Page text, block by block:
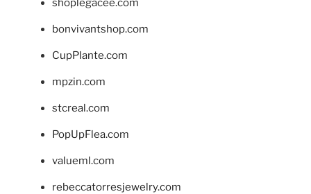
shoplegacee.com
bonvivantshop.com
CupPlante.com
mpzin.com
stcreal.com
PopUpFlea.com
valueml.com
rebeccatorresjewelry.com